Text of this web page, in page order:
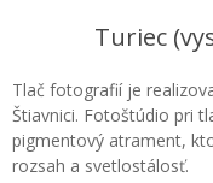
Turiec
Tlač fotografií je
Štiavnici. Fotoštúdio pri
pigmentový atrament,
rozsah a svetlostálosť.